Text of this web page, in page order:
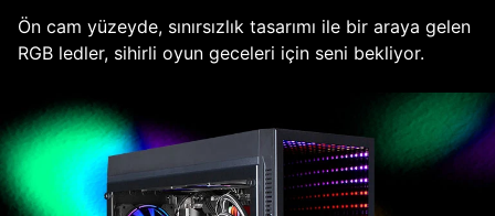
Ön cam yüzeyde, sınırsızlık tasarımı ile bir araya gelen
RGB ledler, sihirli oyun geceleri için seni bekliyor.